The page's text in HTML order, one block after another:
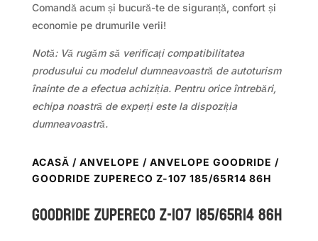
Comandă acum și bucură-te de siguranță, confort și
economie pe drumurile verii!
Notă: Vă rugăm să verificați compatibilitatea
produsului cu modelul dumneavoastră de autoturism
înainte de a efectua achiziția. Pentru orice întrebări,
echipa noastră de experți este la dispoziția
dumneavoastră.
ACASĂ / ANVELOPE / ANVELOPE GOODRIDE /
GOODRIDE ZUPERECO Z-107 185/65R14 86H
GOODRIDE ZUPERECO Z-107 185/65R14 86H